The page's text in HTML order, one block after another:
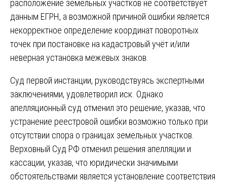
расположение земельных участков не соответствует
данным ЕГРН, а возможной причиной ошибки является
некорректное определение координат поворотных
точек при постановке на кадастровый учёт и/или
неверная установка межевых знаков.
Суд первой инстанции, руководствуясь экспертными
заключениями, удовлетворил иск. Однако
апелляционный суд отменил это решение, указав, что
устранение реестровой ошибки возможно только при
отсутствии спора о границах земельных участков.
Верховный Суд РФ отменил решения апелляции и
кассации, указав, что юридически значимыми
обстоятельствами является установление соответствия